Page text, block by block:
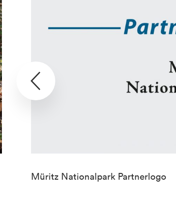
Müritz Nationalpark Partnerlogo